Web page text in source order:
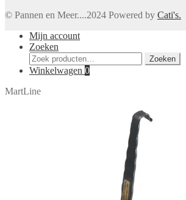
© Pannen en Meer....2024 Powered by Cati's.
Mijn account
Zoeken
Zoeken
naar:
Zoeken
Winkelwagen 0
MartLine